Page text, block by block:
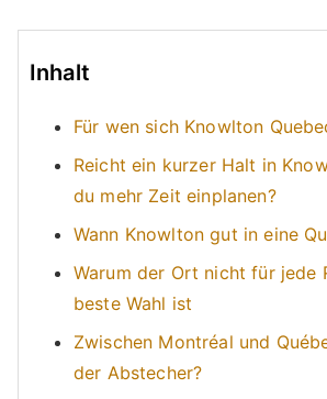
Inhalt
Für wen sich Knowlton
Reicht ein kurzer Halt in
du mehr Zeit einplanen?
Wann Knowlton gut in eine
Warum der Ort nicht für jede
beste Wahl ist
Zwischen Montréal und
der Abstecher?